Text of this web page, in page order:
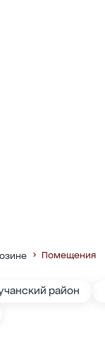
Помещения
район